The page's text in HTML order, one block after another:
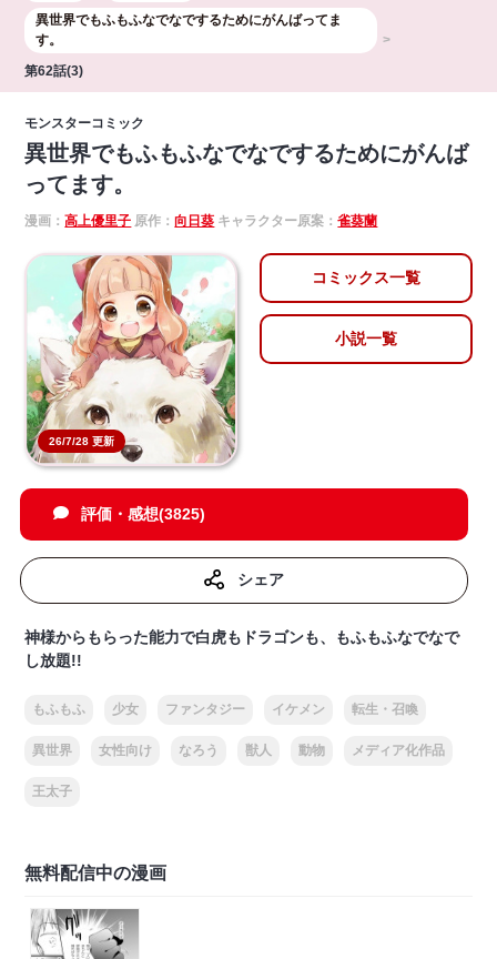
異世界でもふもふなでなでするためにがんばってま
す。
第62話(3)
モンスターコミック
異世界でもふもふなでなでするためにがんば
ってます。
漫画：高上優里子 原作：向日葵 キャラクター原案：雀葵蘭
26/7/28 更新
コミックス一覧
小説一覧
評価・感想(3825)
シェア
神様からもらった能力で白虎もドラゴンも、もふもふなでなで
し放題!!
もふもふ 少女 ファンタジー イケメン 転生・召喚
異世界 女性向け なろう 獣人 動物 メディア化作品
王太子
無料配信中の漫画